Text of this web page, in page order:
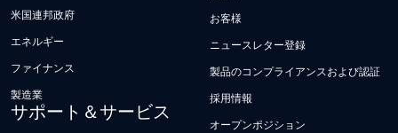
米国連邦政府
エネルギー
ファイナンス
製造業
サポート＆サービス
お客様
ニュースレター登録
製品のコンプライアンスおよび認証
採用情報
オープンポジション